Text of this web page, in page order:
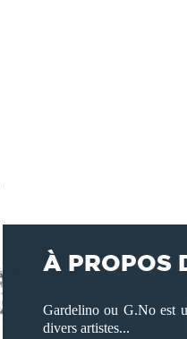
À PROPOS
Gardelino ou G.No est
divers artistes...